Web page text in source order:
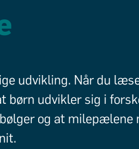
udvikling. Når du
børn udvikler sig i
og at milepælene